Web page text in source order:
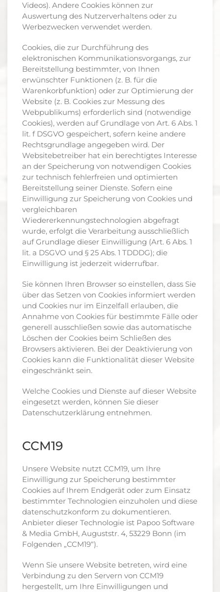
Videos). Andere Cookies können zur
Auswertung des Nutzerverhaltens oder zu
Werbezwecken verwendet werden.
Cookies, die zur Durchführung des
elektronischen Kommunikationsvorgangs, zur
Bereitstellung bestimmter, von Ihnen
erwünschter Funktionen (z. B. für die
Warenkorbfunktion) oder zur Optimierung der
Website (z. B. Cookies zur Messung des
Webpublikums) erforderlich sind (notwendige
Cookies), werden auf Grundlage von Art. 6 Abs. 1
lit. f DSGVO gespeichert, sofern keine andere
Rechtsgrundlage angegeben wird. Der
Websitebetreiber hat ein berechtigtes Interesse
an der Speicherung von notwendigen Cookies
zur technisch fehlerfreien und optimierten
Bereitstellung seiner Dienste. Sofern eine
Einwilligung zur Speicherung von Cookies und
vergleichbaren
Wiedererkennungstechnologien abgefragt
wurde, erfolgt die Verarbeitung ausschließlich
auf Grundlage dieser Einwilligung (Art. 6 Abs. 1
lit. a DSGVO und § 25 Abs. 1 TDDDG); die
Einwilligung ist jederzeit widerrufbar.
Sie können Ihren Browser so einstellen, dass Sie
über das Setzen von Cookies informiert werden
und Cookies nur im Einzelfall erlauben, die
Annahme von Cookies für bestimmte Fälle oder
generell ausschließen sowie das automatische
Löschen der Cookies beim Schließen des
Browsers aktivieren. Bei der Deaktivierung von
Cookies kann die Funktionalität dieser Website
eingeschränkt sein.
Welche Cookies und Dienste auf dieser Website
eingesetzt werden, können Sie dieser
Datenschutzerklärung entnehmen.
CCM19
Unsere Website nutzt CCM19, um Ihre
Einwilligung zur Speicherung bestimmter
Cookies auf Ihrem Endgerät oder zum Einsatz
bestimmter Technologien einzuholen und diese
datenschutzkonform zu dokumentieren.
Anbieter dieser Technologie ist Papoo Software
& Media GmbH, Auguststr. 4, 53229 Bonn (im
Folgenden „CCM19“).
Wenn Sie unsere Website betreten, wird eine
Verbindung zu den Servern von CCM19
hergestellt, um Ihre Einwilligungen und